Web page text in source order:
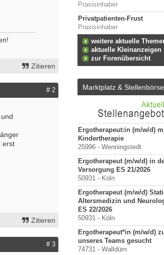
Zitieren
# 2
erst
Zitieren
# 3
Praxisinhaber
Privatpatienten-Frust
Praxisinhaber
weitere aktuelle
aktuelle Kleinanzeigen
zur Forenübersicht
Marktplatz & Stellenbörse
Ergotherapeut:in (m/w/d)
Kindertherapie
25996 - Wenningstedt
Ergotherapeut (m/w/d) in
Versorgung ES 21/2026
50931 - Köln
Ergotherapeut (m/w/d)
Altersmedizin und
ES 22/2026
50931 - Köln
Ergotherapeut*in (m/w/d)
unseres Teams gesucht
74731 - Walldürn